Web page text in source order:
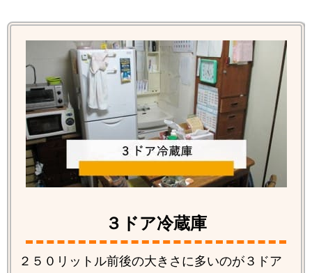
３ドア冷蔵庫
２５０リットル前後の大きさに多いのが３ドア